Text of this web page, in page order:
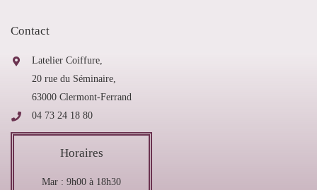
Contact
Latelier Coiffure,
20 rue du Séminaire,
63000 Clermont-Ferrand
04 73 24 18 80
Horaires
Mar : 9h00 à 18h30